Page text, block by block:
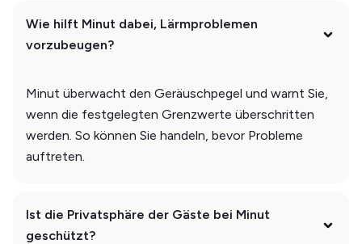
Wie hilft Minut dabei, Lärmproblemen
vorzubeugen?
Minut überwacht den Geräuschpegel und warnt Sie,
wenn die festgelegten Grenzwerte überschritten
werden. So können Sie handeln, bevor Probleme
auftreten.
Ist die Privatsphäre der Gäste bei Minut
geschützt?